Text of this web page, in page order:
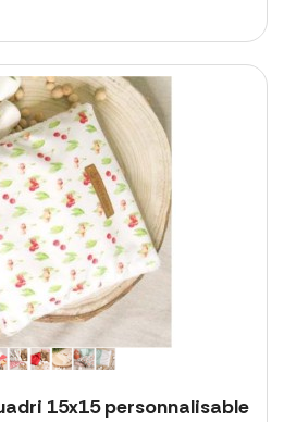
15x15 personnalisable